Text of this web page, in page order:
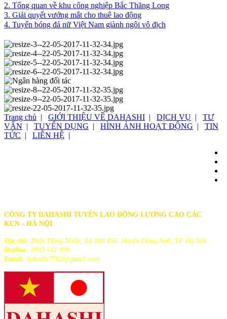
2. Tổng quan về khu công nghiệp Bắc Thăng Long
3. Giải quyết vướng mắt cho thuê lao động
4. Tuyển bóng đá nữ Việt Nam giành ngôi vô địch
Trang chủ | GIỚI THIỆU VỀ DAHASHI | DỊCH VỤ | TƯ
VẤN | TUYỂN DỤNG | HÌNH ẢNH HOẠT ĐỘNG | TIN
TỨC | LIÊN HỆ |
CÔNG TY DAHASHI TUYỂN LAO ĐỘNG LƯƠNG CAO CÁC
KCN - HÀ NỘI
Địa chỉ: Thôn Đồng Nhân, Xã Hải Bối, Huyện Đông Anh, TP Hà Nội
Hotline: 0985 611 999
Email: dahashi7782@gmail.com